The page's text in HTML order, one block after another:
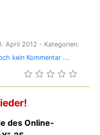
April 2012 - Kategorien:
kein Kommentar ...
des Online-